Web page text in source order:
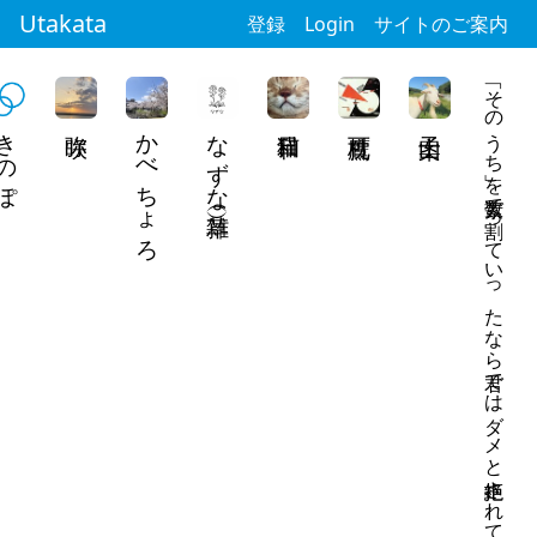
Utakata 登録 Login サイトのご案内
「そのうち」を素数で割っていったなら君ではダメと拒絶されてた
なずな（雑草）
かべちょろ
ぽ